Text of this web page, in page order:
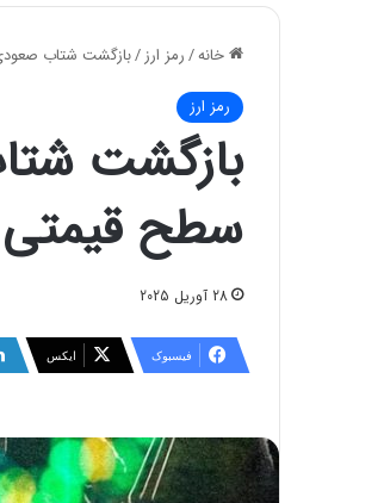
خانه/رمز ارز/بازگشت شتاب
رمز ارز
بازگشت
سطح قیمتی
28 آوریل 2025
فیسبوک ایکس